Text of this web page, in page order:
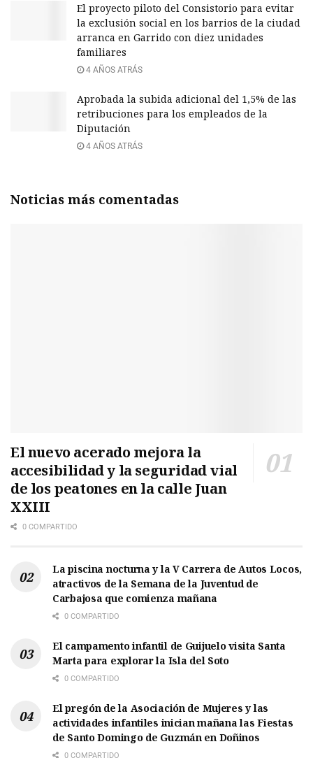
El proyecto piloto del Consistorio para evitar
la exclusión social en los barrios de la ciudad
arranca en Garrido con diez unidades
familiares
4 AÑOS ATRÁS
Aprobada la subida adicional del 1,5% de las
retribuciones para los empleados de la
Diputación
4 AÑOS ATRÁS
Noticias más comentadas
El nuevo acerado mejora la
accesibilidad y la seguridad vial
de los peatones en la calle Juan
XXIII
0 COMPARTIDO
La piscina nocturna y la V Carrera de Autos Locos,
atractivos de la Semana de la Juventud de
Carbajosa que comienza mañana
0 COMPARTIDO
El campamento infantil de Guijuelo visita Santa
Marta para explorar la Isla del Soto
0 COMPARTIDO
El pregón de la Asociación de Mujeres y las
actividades infantiles inician mañana las Fiestas
de Santo Domingo de Guzmán en Doñinos
0 COMPARTIDO